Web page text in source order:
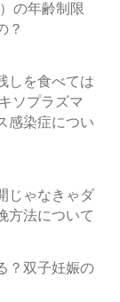
の年齢制限
？
しを食べては
ソプラズマ
感染症につい
じゃなきゃダ
方法について
？双子妊娠の